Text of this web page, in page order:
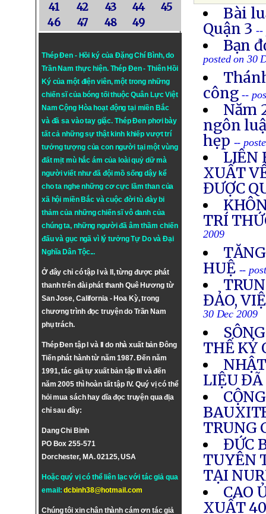
41
42 43 44
45
46
47 48 49
Thép Đen - Hồi ký của Đặng Chí Bình, do
Trần Nam thực hiện. Thép Đen- Thiên Hồi
Ký của một điện viên, một trong những
chiến sĩ của bóng tối thuộc Quân Lực Việt
Nam Cộng Hòa hoạt động tại miền Bắc
và đã sa vào tay giặc. Thép Đen phơi bày
tất cả những sự thật kinh khiếp vượt trí
tưởng tượng của con người tại một vùng
đất mịt mù hắc ám của loài quỷ dữ mà
người viết như đã đội mồ sống dậy kể
cho ta nghe những cơ cực lầm than của
xã hội miền Bắc và cuộc đời tù đày bi
thảm của những chiến sĩ vô danh của
chúng ta, những người đã âm thầm chiến
đấu và gục ngã vì lý tưởngTự DovàĐại
Nghĩa Dân Tộc...
Ở đây chỉ có tập I và II, từng được phát
thanh trên đài phát thanh Quê Hương từ
San Jose, California - Hoa Kỳ, trong
chương trình đọc truyện do Trần Nam
phụ trách.
Thép Đen tập I và II do nhà xuất bản Đông
Tiến phát hành từ năm 1987. Đến năm
1991, tác giả tự xuất bản tập III và đến
năm 2005 thì hoàn tất tập IV. Quý vị có thể
hỏi mua sách hay dĩa đọc truyện qua địa
chỉ sau đây:
Dang Chi Binh
PO Box 255-571
Dorchester, MA. 02125, USA
Hoặc quý vị có thể liên lạc với tác giả qua
email:dcbinh38@hotmail.com
Chúng tôi xin chân thành cám ơn tác giả
Bài
Quận 3 --
Bạn
posted on 30
công --
Năm
ngôn
hẹp --
LIÊN
XUẤT
ĐƯỢC
TRÍ
2009
HUỆ --
ĐẢO,
30 Dec 2009
THẾ KỶ
LIỆU ĐÃ
TRUNG
ĐỨC
TUYÊN
TẠI
CAO
XUẤT